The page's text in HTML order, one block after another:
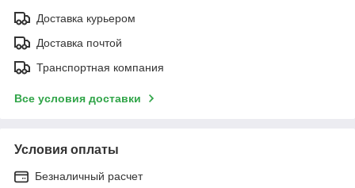
Доставка курьером
Доставка почтой
Транспортная компания
Все условия доставки
Условия оплаты
Безналичный расчет